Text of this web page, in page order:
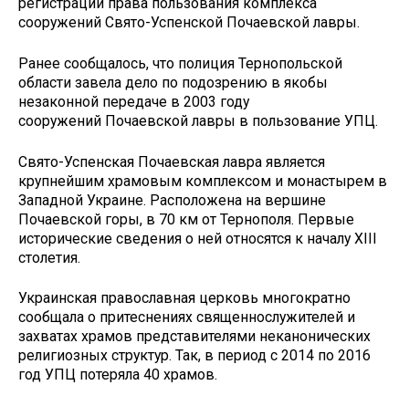
сооружений Свято-Успенской Почаевской лавры.
Ранее сообщалось, что полиция Тернопольской
области завела дело по подозрению в якобы
незаконной передаче в 2003 году
сооружений Почаевской лавры в пользование УПЦ.
Свято-Успенская Почаевская лавра является
крупнейшим храмовым комплексом и монастырем в
Западной Украине. Расположена на вершине
Почаевской горы, в 70 км от Тернополя. Первые
исторические сведения о ней относятся к началу XIII
столетия.
Украинская православная церковь многократно
сообщала о притеснениях священнослужителей и
захватах храмов представителями неканонических
религиозных структур. Так, в период с 2014 по 2016
год УПЦ потеряла 40 храмов.